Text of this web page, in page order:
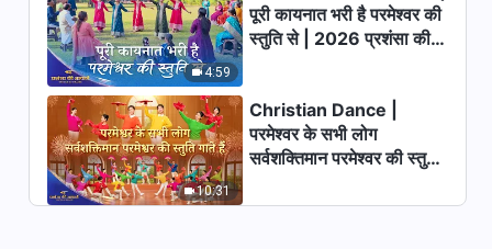
4:59
पूरी कायनात भरी है परमेश्वर की
स्तुति से | 2026 प्रशंसा की
10:31
Christian Dance |
परमेश्वर के सभी लोग
सर्वशक्तिमान परमेश्वर की स्तुति
आवाजें